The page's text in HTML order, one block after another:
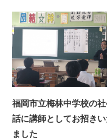
福岡市立梅林中学校の
話に講師としてお招き
ました